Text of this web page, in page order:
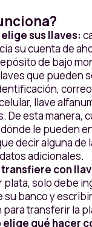
sus llaves:
su cuenta de
de bajo
que pueden
correo
llave
De esta manera,
le pueden
decir alguna de
adicionales.
con
solo debe
su banco y
para transferir la
elige qué hacer